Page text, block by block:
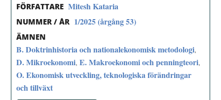
FÖRFATTARE Mitesh Kataria
NUMMER / ÅR 1/2025 (årgång 53)
ÄMNEN
B. Doktrinhistoria och nationalekonomisk metodologi,
D. Mikroekonomi,E. Makroekonomi och penningteori,
O. Ekonomisk utveckling, teknologiska förändringar
och tillväxt